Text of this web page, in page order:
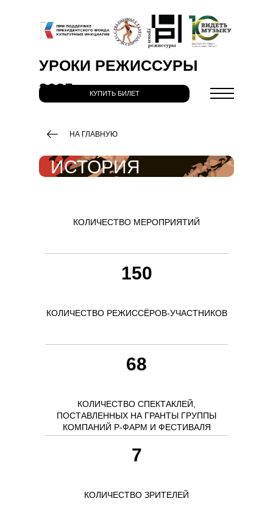
КУПИТЬ БИЛЕТ
УРОКИ РЕЖИССУРЫ
2025
НА ГЛАВНУЮ
ИСТОРИЯ
150
КОЛИЧЕСТВО МЕРОПРИЯТИЙ
68
КОЛИЧЕСТВО РЕЖИССЁРОВ-УЧАСТНИКОВ
7
КОЛИЧЕСТВО СПЕКТАКЛЕЙ,
ПОСТАВЛЕННЫХ НА ГРАНТЫ ГРУППЫ
КОМПАНИЙ Р-ФАРМ И ФЕСТИВАЛЯ
КОЛИЧЕСТВО ЗРИТЕЛЕЙ